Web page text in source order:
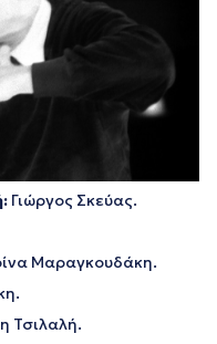
Γιώργος Σκεύας.
Μαραγκουδάκη.
Τσιλαλή.